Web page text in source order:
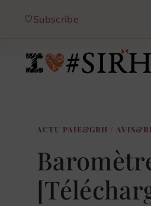
Subscribe
ACTU PAIE&GRH /